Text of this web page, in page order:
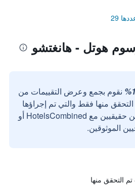
29
هوتل - هانغتشو
نقوم بجمع وعرض التقييمات من
منها فقط والتي تم إجراؤها
بواسطة مستخدمين حقيقيين مع HotelsCombined أو
الموثوقين.